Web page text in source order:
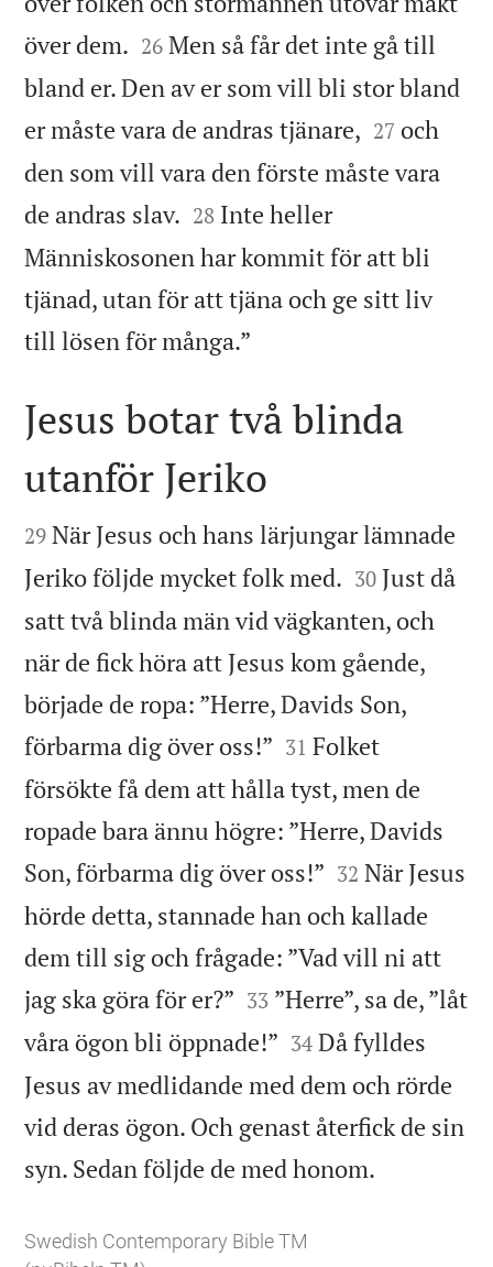
över dem. 

26 Men så får det inte gå till
bland er. Den av er som vill bli stor bland
er måste vara de andras tjänare, 

27 och
den som vill vara den förste måste vara
de andras slav. 

28 Inte heller
Människosonen har kommit för att bli
tjänad, utan för att tjäna och ge sitt liv
till lösen för många.”

Jesus botar två blinda
utanför Jeriko

29 När Jesus och hans lärjungar lämnade
Jeriko följde mycket folk med. 

30 Just då
satt två blinda män vid vägkanten, och
när de fick höra att Jesus kom gående,
började de ropa: ”Herre, Davids Son,
förbarma dig över oss!” 

31 Folket
försökte få dem att hålla tyst, men de
ropade bara ännu högre: ”Herre, Davids
Son, förbarma dig över oss!” 

32 När Jesus
hörde detta, stannade han och kallade
dem till sig och frågade: ”Vad vill ni att
jag ska göra för er?” 

33 ”Herre”, sa de, ”låt
våra ögon bli öppnade!” 

34 Då fylldes
Jesus av medlidande med dem och rörde
vid deras ögon. Och genast återfick de sin
syn. Sedan följde de med honom.
Swedish Contemporary Bible TM